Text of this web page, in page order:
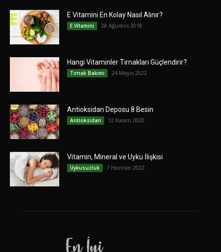
E Vitamini En Kolay Nasıl Alınır?
E Vitamini 28 Ağustos 2018
Hangi Vitaminler Tırnakları Güçlendirir?
Tırnak Bakımı 24 Mayıs 2022
Antioksidan Deposu 8 Besin
Antioksidan 12 Kasım 2020
Vitamin, Mineral ve Uyku İlişkisi
Uykusuzluk 7 Haziran 2022